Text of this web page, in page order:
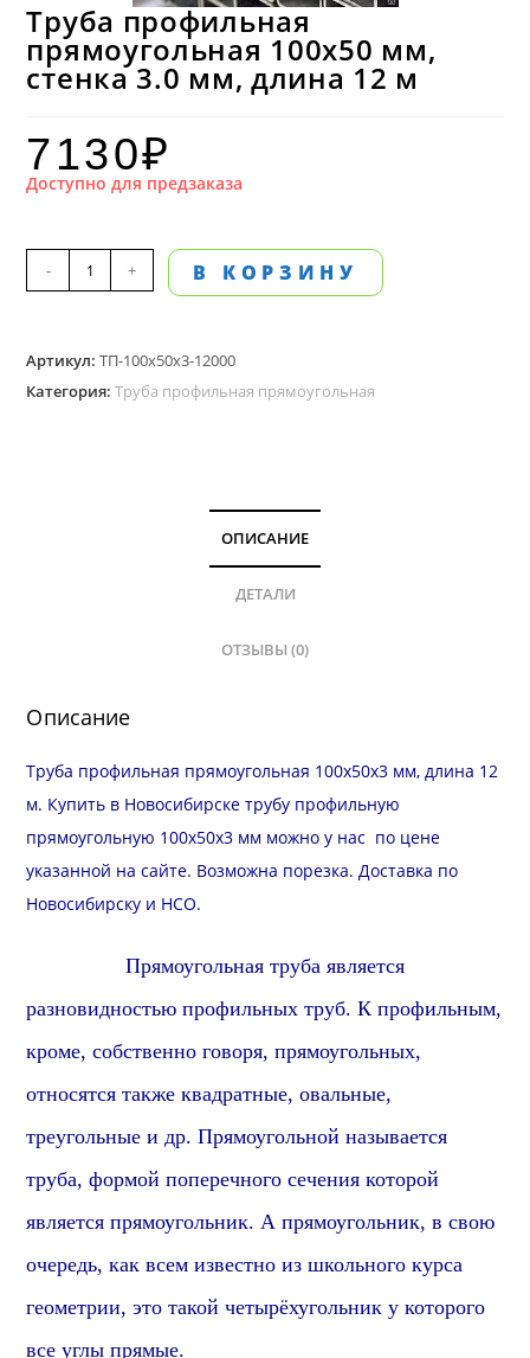
Труба профильная
прямоугольная 100х50 мм,
стенка 3.0 мм, длина 12 м
7130₽
Доступно для предзаказа
Количество
товара
профильная
прямоугольная
- + В КОРЗИНУ
Артикул:ТП-100х50х3-12000
Категория:Труба профильная прямоугольная
ОПИСАНИЕ
ДЕТАЛИ
ОТЗЫВЫ (0)
Описание
Труба профильная прямоугольная 100х50х3 мм, длина 12
м. Купить в Новосибирске трубу профильную
прямоугольную 100х50х3 мм можно у нас по цене
указанной на сайте. Возможна порезка.Доставка по
Новосибирску и НСО.
Прямоугольная труба является
разновидностью профильных труб. К профильным,
кроме, собственно говоря,прямоугольных,
относятся такжеквадратные, овальные,
треугольные и др.Прямоугольной называется
труба, формой поперечного сечения которой
являетсяпрямоугольник. Апрямоугольник, в свою
очередь, как всем известно из школьного курса
геометрии, это такой четырёхугольник у которого
все углыпрямые.